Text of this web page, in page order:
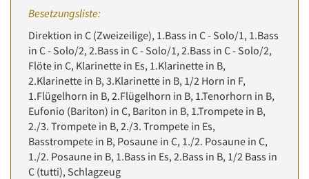
Besetzungsliste:
Direktion in C (Zweizeilige), 1.Bass in C - Solo/1, 1.Bass
in C - Solo/2, 2.Bass in C - Solo/1, 2.Bass in C - Solo/2,
Flöte in C, Klarinette in Es, 1.Klarinette in B,
2.Klarinette in B, 3.Klarinette in B, 1/2 Horn in F,
1.Flügelhorn in B, 2.Flügelhorn in B, 1.Tenorhorn in B,
Eufonio (Bariton) in C, Bariton in B, 1.Trompete in B,
2./3. Trompete in B, 2./3. Trompete in Es,
Basstrompete in B, Posaune in C, 1./2. Posaune in C,
1./2. Posaune in B, 1.Bass in Es, 2.Bass in B, 1/2 Bass in
C (tutti), Schlagzeug